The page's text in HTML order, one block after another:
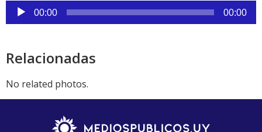
Reproductor
de
00:00 00:00
Relacionadas
No related photos.